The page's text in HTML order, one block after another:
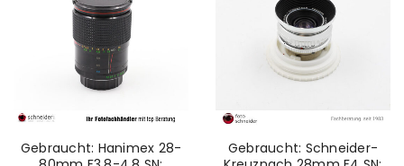
Gebraucht: Hanimex 28-
Gebraucht: Schneider-